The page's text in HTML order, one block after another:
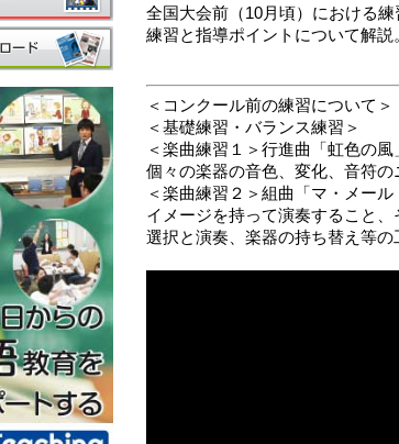
全国大会前（10月頃）における
練習と指導ポイントについて解説
＜コンクール前の練習について＞
＜基礎練習・バランス練習＞
＜楽曲練習１＞行進曲「虹色の風
個々の楽器の音色、変化、音符
＜楽曲練習２＞組曲「マ・メール
イメージを持って演奏すること
選択と演奏、楽器の持ち替え等の